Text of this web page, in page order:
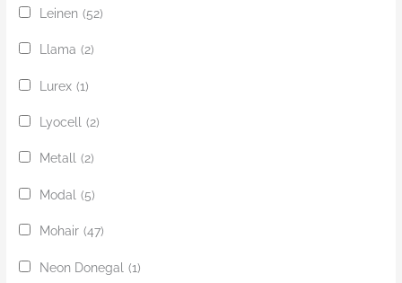
Leinen (52)
Llama (2)
Lurex (1)
Lyocell (2)
Metall (2)
Modal (5)
Mohair (47)
Neon Donegal (1)